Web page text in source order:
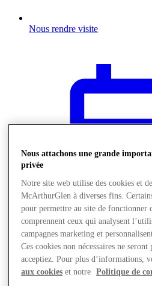
Nous rendre visite
Actualités
Nous attachons une grande
privée
Notre site web utilise des cookies et
McArthurGlen à diverses fins.
pour permettre au site de fonctionner
comprennent ceux qui analysent
campagnes marketing et
Ces cookies non nécessaires ne
acceptiez. Pour plus d’informations,
aux cookies et notre Politique de